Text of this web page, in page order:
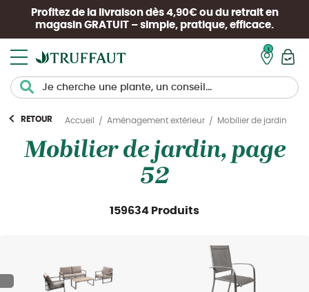
Profitez de la livraison dès 4,90€ ou du retrait en
magasin GRATUIT – simple, pratique, efficace.
RETOUR Accueil Aménagement extérieur Mobilier de jardin
Mobilier de jardin, page
52
159634 Produits